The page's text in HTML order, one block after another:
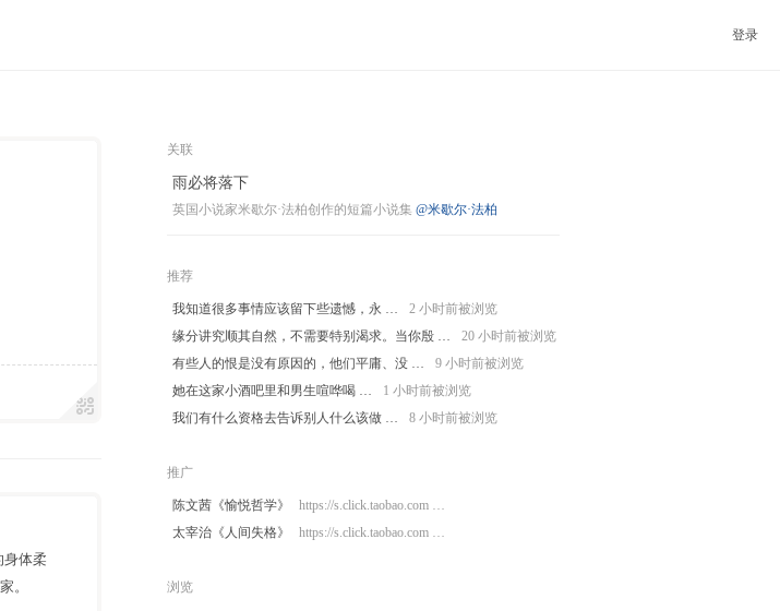
登录
体柔
。
关联
雨必将落下
英国小说家米歇尔·法柏创作的短篇小说集 @米歇尔·法柏
推荐
我知道很多事情应该留下些遗憾，永 …
2 小时前被浏览
缘分讲究顺其自然，不需要特别渴求。当你殷 …
20 小时前被浏览
有些人的恨是没有原因的，他们平庸、没 …
9 小时前被浏览
她在这家小酒吧里和男生喧哗喝 …
1 小时前被浏览
我们有什么资格去告诉别人什么该做 …
8 小时前被浏览
推广
陈文茜《愉悦哲学》
https://s.click.taobao.com …
太宰治《人间失格》
https://s.click.taobao.com …
浏览